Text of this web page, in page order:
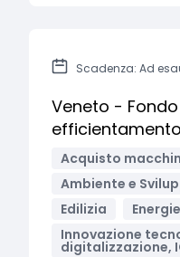
Scadenza: Ad
Veneto -
Acquisto
Ambiente e
Edilizia
Innovazione
digitalizzazione,